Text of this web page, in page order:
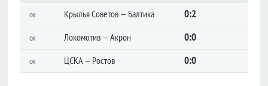
ок Крылья Советов — Балтика 0:2
ок Локомотив — Акрон 0:0
ок ЦСКА — Ростов 0:0
ЧМ-2026
чемпионов
Лига